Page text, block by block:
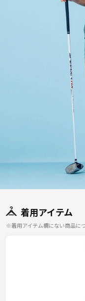
着用アイテム
※着用アイテム欄にない商品に